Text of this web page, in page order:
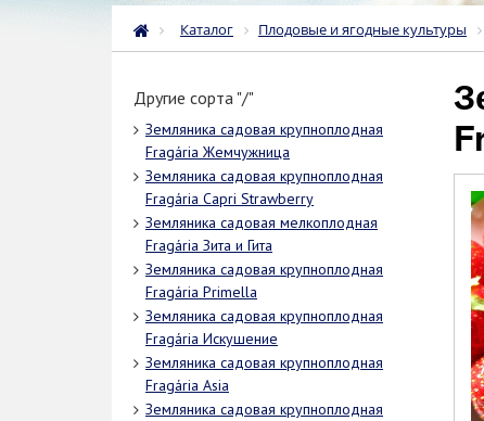
Каталог Плодовые и ягодные культуры
Другие сорта "/"
Земляника садовая крупноплодная
Fragária Жемчужница
Земляника садовая крупноплодная
Fragária Capri Strawberry
Земляника садовая мелкоплодная
Fragária Зита и Гита
Земляника садовая крупноплодная
Fragária Primella
Земляника садовая крупноплодная
Fragária Искушение
Земляника садовая крупноплодная
Fragária Asia
Земляника садовая крупноплодная
Земляника садовая крупноплодная